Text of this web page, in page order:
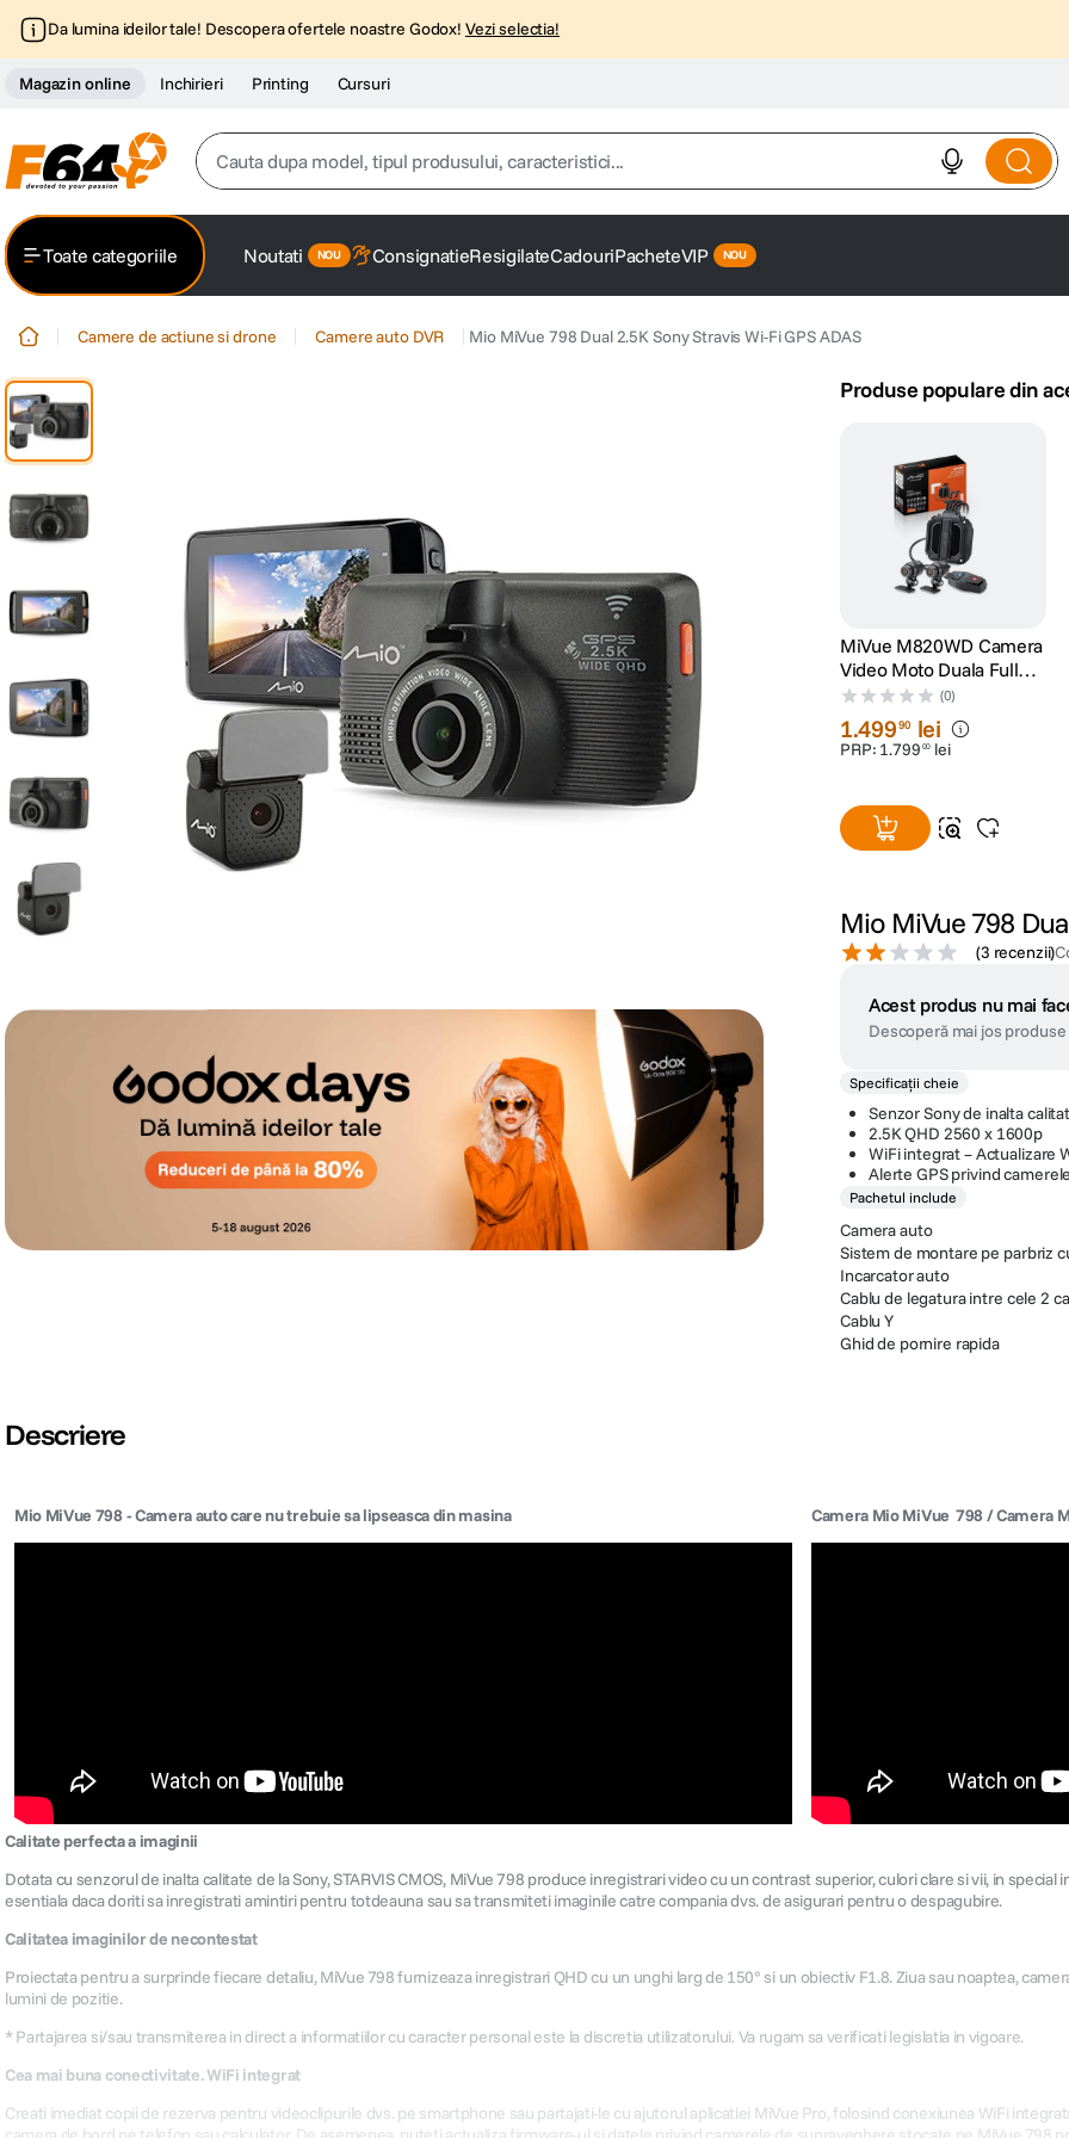
Da lumina ideilor tale! Descopera ofertele noastre Godox! Vezi selectia!
Magazin online Inchirieri Printing Cursuri
Cauta dupa model, tipul produsului, caracteristici...
2. trepied
canon sx740 hs
6. lavaliera
7. card memorie
dji mic mini
dji osmo
10. insta 360
Toate categoriile Noutati ConsignatieResigilateCadouriPacheteVIP
Camere de actiune si drone Camere auto DVR Mio MiVue 798 Dual 2.5K Sony Stravis Wi-Fi GPS ADAS
Produse populare din
MiVue M820WD Camera
Video Moto Duala Full
HD WiFi Senzor Sony
STARVIS
(0)
1.49990 lei
PRP: 1.799 00 lei
Mio MiVue 798
(3 recenzii)
Acest produs nu mai
Descoperă mai jos
Specificații cheie
Senzor Sony de inalta
2.5K QHD 2560 x 1600p
WiFi integrat – Actualizare
Alerte GPS privind
Pachetul include
Camera auto
Sistem de montare pe parbriz
Incarcator auto
Cablu de legatura intre cele 2
Cablu Y
Ghid de pornire rapida
Descriere
Mio MiVue 798 - Camera auto care nu trebuie sa lipseasca din masina Camera Mio MiVue  798 / Camera
Calitate perfecta a imaginii
Dotata cu senzorul de inalta calitate de la Sony, STARVIS CMOS, MiVue 798 produce inregistrari video cu un contrast superior, culori clare si vii, in
esentiala daca doriti sa inregistrati amintiri pentru totdeauna sau sa transmiteti imaginile catre compania dvs. de asigurari pentru o despagubire.
Calitatea imaginilor de necontestat
Proiectata pentru a surprinde fiecare detaliu, MiVue 798 furnizeaza inregistrari QHD cu un unghi larg de 150° si un obiectiv F1.8. Ziua sau noaptea,
lumini de pozitie.
* Partajarea si/sau transmiterea in direct a informatiilor cu caracter personal este la discretia utilizatorului. Va rugam sa verificati legislatia in vigoare.
Cea mai buna conectivitate. WiFi integrat
Creati imediat copii de rezerva pentru videoclipurile dvs. pe smartphone sau partajati-le cu ajutorul aplicatiei MiVue Pro, folosind conexiunea WiFi